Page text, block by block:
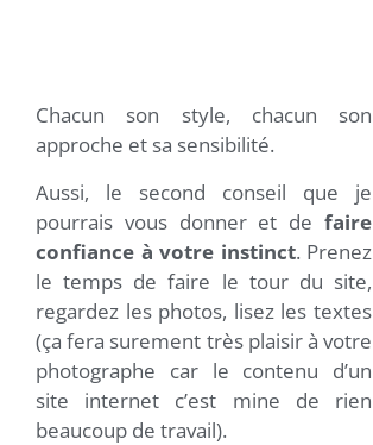
Chacun son style, chacun son
approche et sa sensibilité.
Aussi, le second conseil que je
pourrais vous donner et de faire
confiance à votre instinct. Prenez
le temps de faire le tour du site,
regardez les photos, lisez les textes
(ça fera surement très plaisir à votre
photographe car le contenu d’un
site internet c’est mine de rien
beaucoup de travail).